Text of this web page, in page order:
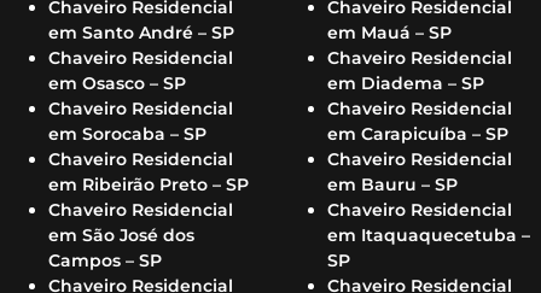
Chaveiro Residencial
em Santo André – SP
Chaveiro Residencial
em Osasco – SP
Chaveiro Residencial
em Sorocaba – SP
Chaveiro Residencial
em Ribeirão Preto – SP
Chaveiro Residencial
em São José dos
Campos – SP
Chaveiro Residencial
Chaveiro Residencial
em Mauá – SP
Chaveiro Residencial
em Diadema – SP
Chaveiro Residencial
em Carapicuíba – SP
Chaveiro Residencial
em Bauru – SP
Chaveiro Residencial
em Itaquaquecetuba –
SP
Chaveiro Residencial